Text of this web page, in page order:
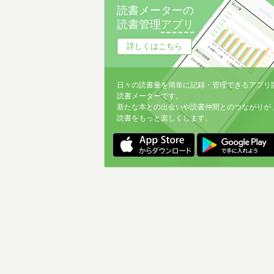
読書メーターの
読書管理アプリ
詳しくはこちら
日々の読書量を簡単に記録・管理できるアプリ
読書メーターです。
新たな本との出会いや読書仲間とのつながりが
読書をもっと楽しくします。